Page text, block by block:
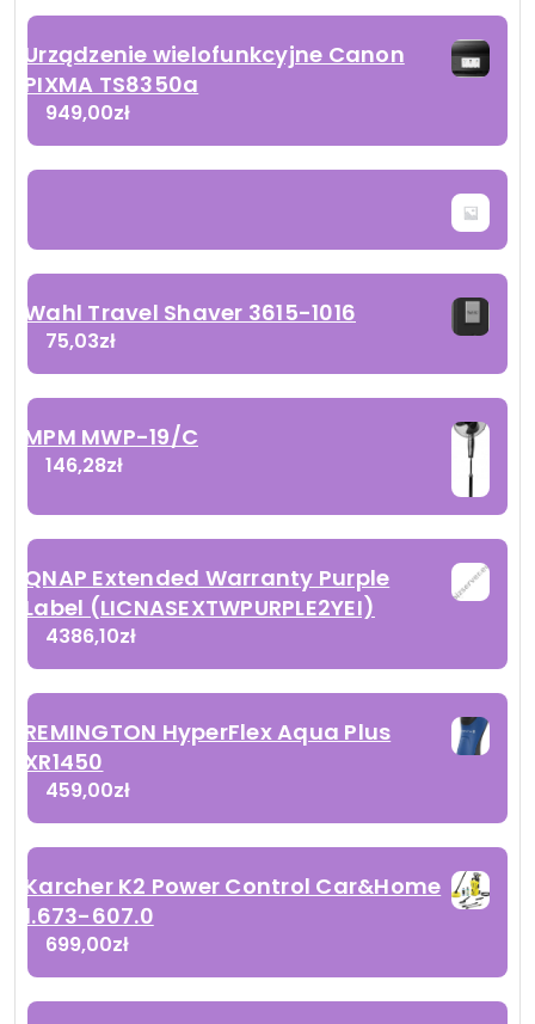
Urządzenie wielofunkcyjne Canon
PIXMA TS8350a
949,00zł
Wahl Travel Shaver 3615-1016
75,03zł
MPM MWP-19/C
146,28zł
QNAP Extended Warranty Purple
Label (LICNASEXTWPURPLE2YEI)
4386,10zł
REMINGTON HyperFlex Aqua Plus
XR1450
459,00zł
Karcher K2 Power Control Car&Home
1.673-607.0
699,00zł